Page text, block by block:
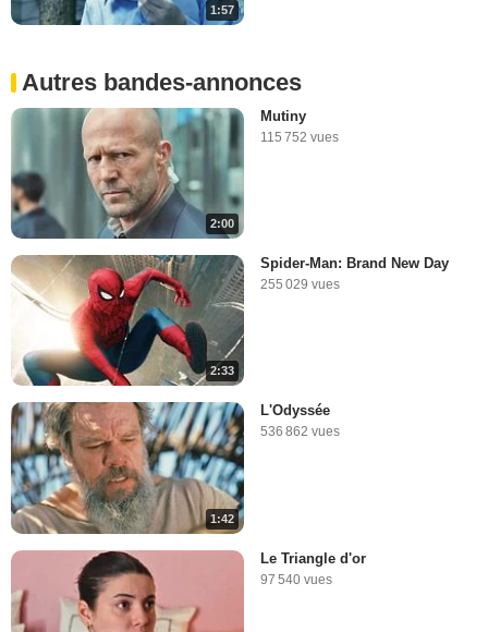
1:57
Autres bandes-annonces
2:00
Mutiny
115 752 vues
2:33
Spider-Man: Brand New Day
255 029 vues
1:42
L'Odyssée
536 862 vues
Le Triangle d'or
97 540 vues